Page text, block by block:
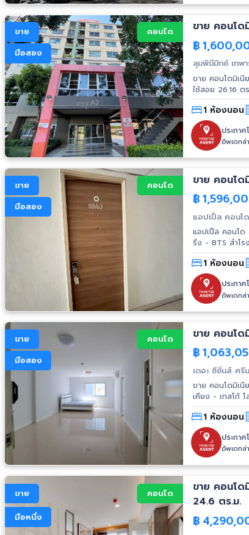
ขาย
มือสอง
คอนโด ขาย คอนโด
฿
ลุมพินีมิกซ์ เทพ
ขาย คอนโดมิเนี
ใช้สอย 26.16 ตรม. การเดินทาง ถนนศรีนครินทร์ สิ่งอำนวยความสะดวก - สระว่าย
รักษาความปลอดภัย 24 ชั่วโมง - ส
แม็คโครศรีนคริ
สมุทรปราการ
1 ห้องนอน
ประกา
อัพเดท
ขาย
มือสอง
คอนโด ขาย คอนโด
฿
แอปเปิ้ล คอนโด
แอปเปิ้ล คอนโด สุขุม
ริ่ง - BTS สำโรง - มินิบิ๊กซี แบริ่ง 34 - โลตัสโกเฟรช แบริ่ง 34 - รพ.มนารมย์ - รพ.สำโรงการแพทย์
- รพ.บางนา - รร.ทรงวิทย
ว 1 ห้องนอน
ประกา
อัพเดทล่
ขาย
มือสอง
คอนโด
฿
เดอะ ซีซั่นส์ ศรี
ขาย คอนโดมิเนียม เดอะ ซีซั่น ศรีนครินทร์ 1 ห้องนอ
เคียง - เทสโก้
1 ห้องนอน
ประกา
อัพเดทล่
ขาย
มือหนึ่ง
คอนโด
ขาย คอนโด
24.6 ตร.ม.
฿